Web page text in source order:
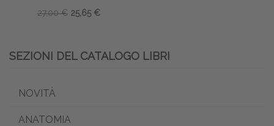
27,00 € 25,65 €
SEZIONI DEL CATALOGO LIBRI
NOVITÀ
ANATOMIA